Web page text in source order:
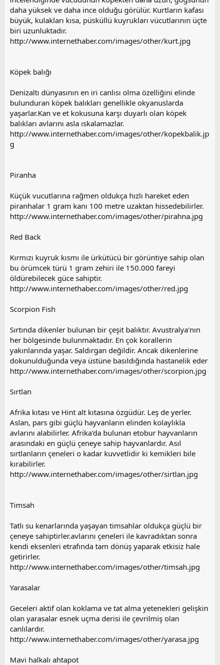
a
daha yüksek ve daha ince olduğu görülür. Kurtların kafası
büyük, kulakları kısa, püsküllü kuyrukları vücutlarının üçte
biri uzunluktadır.
http://www.internethaber.com/images/other/kurt.jpg
Köpek balığı
Denizaltı dünyasının en iri canlısı olma özelliğini elinde
bulunduran köpek balıkları genellikle okyanuslarda
yaşarlar.Kan ve et kokusuna karşı duyarlı olan köpek
balıkları avlarını asla ıskalamazlar.
http://www.internethaber.com/images/other/kopekbalik.jp
g
Piranha
Küçük vucutlarına rağmen oldukça hızlı hareket eden
piranhalar 1 gram kanı 100 metre uzaktan hissedebilirler.
http://www.internethaber.com/images/other/pirahna.jpg
Red Back
Kırmızı kuyruk kısmı ile ürkütücü bir görüntiye sahip olan
bu örümcek türü 1 gram zehiri ile 150.000 fareyi
öldürebilecek güce sahiptir.
http://www.internethaber.com/images/other/red.jpg
Scorpion Fish
Sırtında dikenler bulunan bir çeşit balıktır. Avustralya'nın
her bölgesinde bulunmaktadır. En çok korallerin
yakınlarında yaşar. Saldırgan değildir. Ancak dikenlerine
dokunulduğunda veya üstüne basıldığında hastanelik eder
http://www.internethaber.com/images/other/scorpion.jpg
Sırtlan
Afrika kıtası ve Hint alt kıtasına özgüdür. Leş de yerler.
Aslan, pars gibi güçlü hayvanların elinden kolaylıkla
avlarını alabilirler. Afrika'da bulunan etobur hayvanların
arasındaki en güçlü çeneye sahip hayvanlardır. Asıl
sırtlanların çeneleri o kadar kuvvetlidir ki kemikleri bile
kırabilirler.
http://www.internethaber.com/images/other/sirtlan.jpg
Timsah
Tatlı su kenarlarında yaşayan timsahlar oldukça güçlü bir
çeneye sahiptirler.avlarını çeneleri ile kavradıktan sonra
kendi eksenleri etrafında tam dönüş yaparak etkisiz hale
getirirler.
http://www.internethaber.com/images/other/timsah.jpg
Yarasalar
Geceleri aktif olan koklama ve tat alma yetenekleri gelişkin
olan yarasalar esnek uçma derisi ile çevrilmiş olan
canlılardır.
http://www.internethaber.com/images/other/yarasa.jpg
Mavi halkalı ahtapot